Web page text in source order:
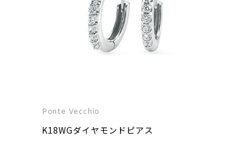
Ponte Vecchio
K18WGダイヤモンドピアス